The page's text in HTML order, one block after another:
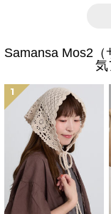
Samansa Mos2（
気
1